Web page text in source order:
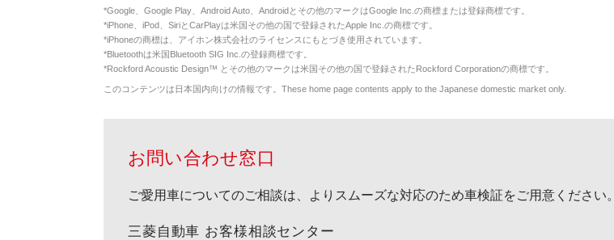
*Google、Google Play、Android Auto、Androidとその他のマークはGoogle Inc.の商標または登録商標です。
*iPhone、iPod、SiriとCarPlayは米国その他の国で登録されたApple Inc.の商標です。
*iPhoneの商標は、アイホン株式会社のライセンスにもとづき使用されています。
*Bluetoothは米国Bluetooth SIG Inc.の登録商標です。
*Rockford Acoustic Design™ とその他のマークは米国その他の国で登録されたRockford Corporationの商標です。
このコンテンツは日本国内向けの情報です。These home page contents apply to the Japanese domestic market only.
お問い合わせ窓口
ご愛用車についてのご相談は、よりスムーズな対応のため車検証をご用意ください。
三菱自動車 お客様相談センター